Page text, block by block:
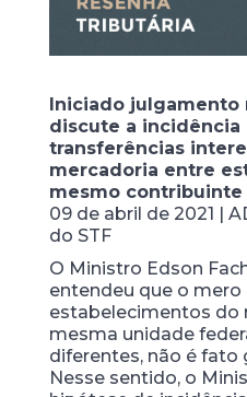
Iniciado julgamento
discute a incidência
transferências
mercadoria entre
mesmo contribuinte
09 de abril de 2021 |
do STF
O Ministro Edson
entendeu que o
estabelecimentos do
mesma unidade
diferentes, não é fato
Nesse sentido, o